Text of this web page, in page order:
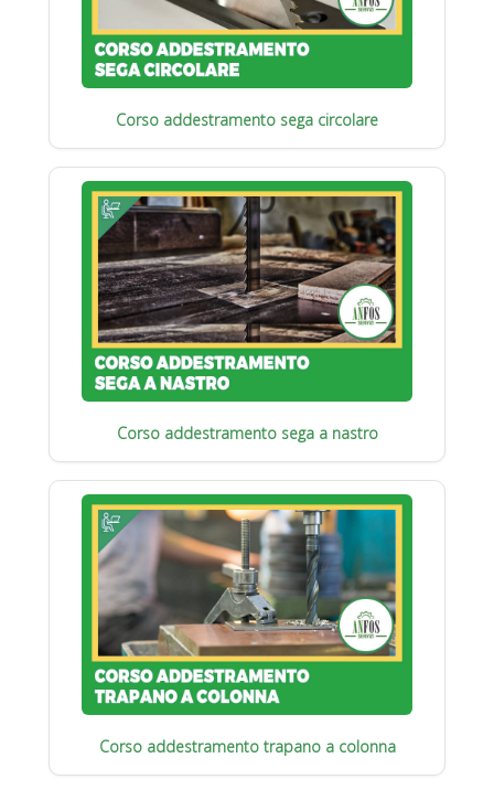
Corso addestramento sega circolare
Corso addestramento sega a nastro
Corso addestramento trapano a colonna